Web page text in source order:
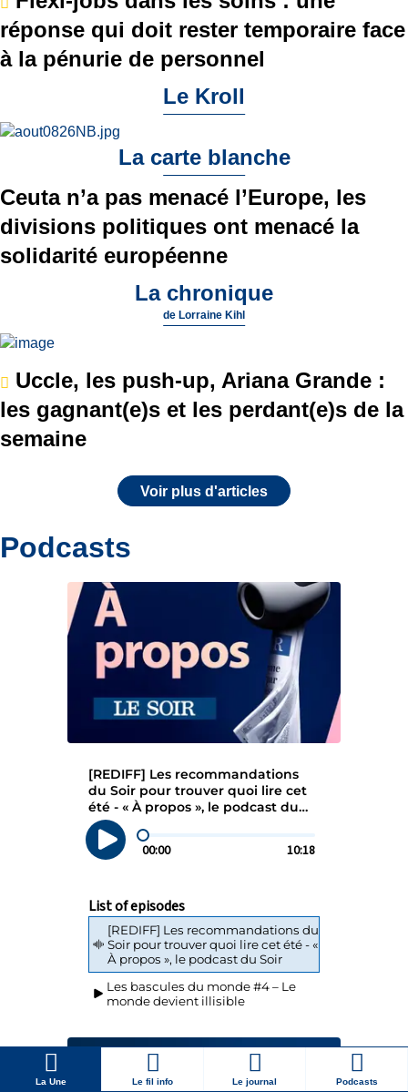
La Une Le fil info Le journal Podcasts
réponse qui doit rester temporaire face
à la pénurie de personnel
Le Kroll
La carte blanche
Ceuta n’a pas menacé l’Europe, les
divisions politiques ont menacé la
solidarité européenne
La chronique
de Lorraine Kihl
Uccle, les push-up, Ariana Grande :
les gagnant(e)s et les perdant(e)s de la
semaine
Voir plus d'articles
Podcasts